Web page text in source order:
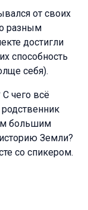
от своих
разным
достигли
способность
себя).
чего всё
большим
Земли?
со спикером.